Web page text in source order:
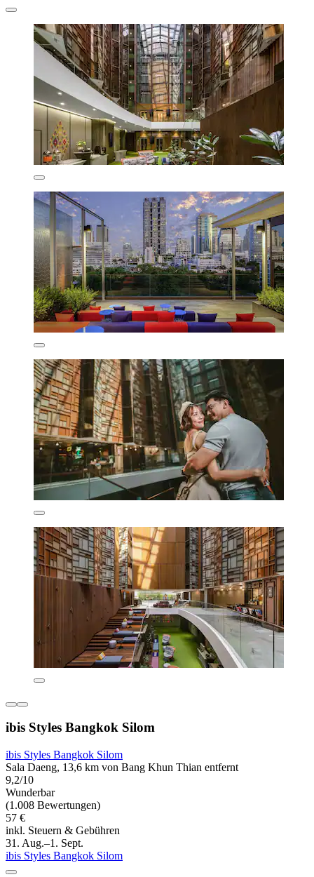
ibis Styles Bangkok Silom
ibis Styles Bangkok Silom
Sala Daeng, 13,6 km von Bang Khun Thian entfernt
9,2/10
Wunderbar
(1.008 Bewertungen)
57 €
inkl. Steuern & Gebühren
31. Aug.–1. Sept.
ibis Styles Bangkok Silom